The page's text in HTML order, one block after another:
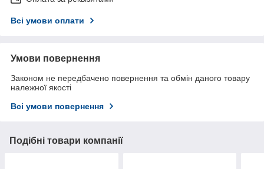
Всі умови оплати
Умови повернення
Законом не передбачено повернення та обмін даного товару
належної якості
Всі умови повернення
Подібні товари компанії